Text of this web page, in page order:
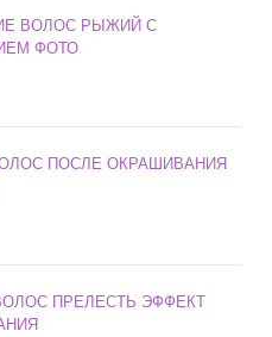
ВОЛОС РЫЖИЙ С
ФОТО
ПОСЛЕ ОКРАШИВАНИЯ
ПРЕЛЕСТЬ ЭФФЕКТ